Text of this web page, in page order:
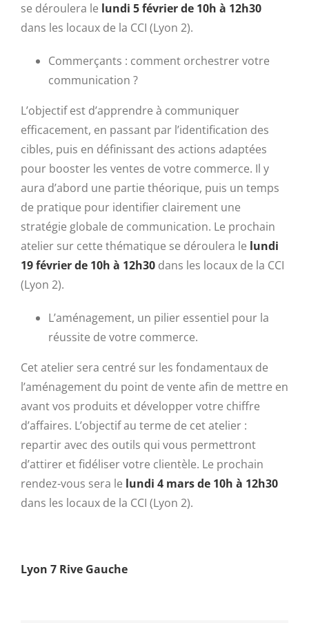
se déroulera le lundi 5 février de 10h à 12h30
dans les locaux de la CCI (Lyon 2).
Commerçants : comment orchestrer votre
communication ?
L’objectif est d’apprendre à communiquer
efficacement, en passant par l’identification des
cibles, puis en définissant des actions adaptées
pour booster les ventes de votre commerce. Il y
aura d’abord une partie théorique, puis un temps
de pratique pour identifier clairement une
stratégie globale de communication. Le prochain
atelier sur cette thématique se déroulera le lundi
19 février de 10h à 12h30 dans les locaux de la CCI
(Lyon 2).
L’aménagement, un pilier essentiel pour la
réussite de votre commerce.
Cet atelier sera centré sur les fondamentaux de
l’aménagement du point de vente afin de mettre en
avant vos produits et développer votre chiffre
d’affaires. L’objectif au terme de cet atelier :
repartir avec des outils qui vous permettront
d’attirer et fidéliser votre clientèle. Le prochain
rendez-vous sera le lundi 4 mars de 10h à 12h30
dans les locaux de la CCI (Lyon 2).
Lyon 7 Rive Gauche